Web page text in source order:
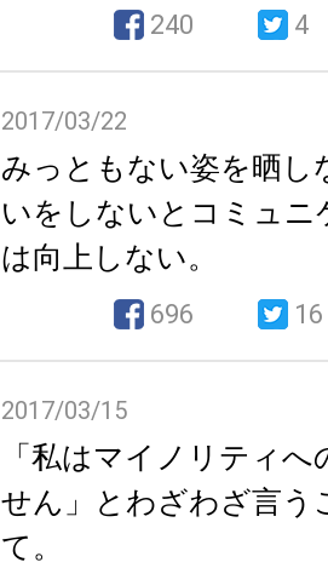
240 4
2017/03/22
みっともない姿を晒し
いをしないとコミュニ
は向上しない。
696 16
2017/03/15
「私はマイノリティ
せん」とわざわざ言う
て。